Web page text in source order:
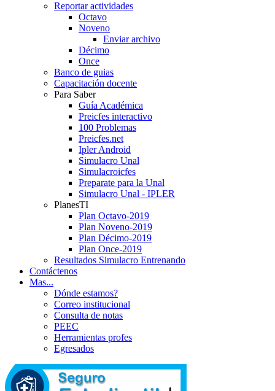
Reportar actividades
Octavo
Noveno
Enviar archivo
Décimo
Once
Banco de guias
Capacitación docente
Para Saber
Guía Académica
Preicfes interactivo
100 Problemas
Preicfes.net
Ipler Android
Simulacro Unal
Simulacroicfes
Preparate para la Unal
Simulacro Unal - IPLER
PlanesTI
Plan Octavo-2019
Plan Noveno-2019
Plan Décimo-2019
Plan Once-2019
Resultados Simulacro Entrenando
Contáctenos
Mas...
Dónde estamos?
Correo institucional
Consulta de notas
PEEC
Herramientas profes
Egresados